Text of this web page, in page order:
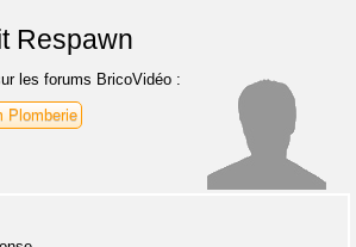
Respawn
les forums BricoVidéo :
Plomberie